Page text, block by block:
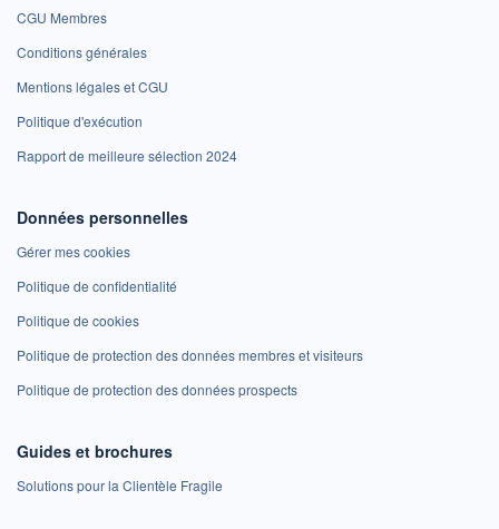
CGU Membres
Conditions générales
Mentions légales et CGU
Politique d'exécution
Rapport de meilleure sélection 2024
Données personnelles
Gérer mes cookies
Politique de confidentialité
Politique de cookies
Politique de protection des données membres et visiteurs
Politique de protection des données prospects
Guides et brochures
Solutions pour la Clientèle Fragile